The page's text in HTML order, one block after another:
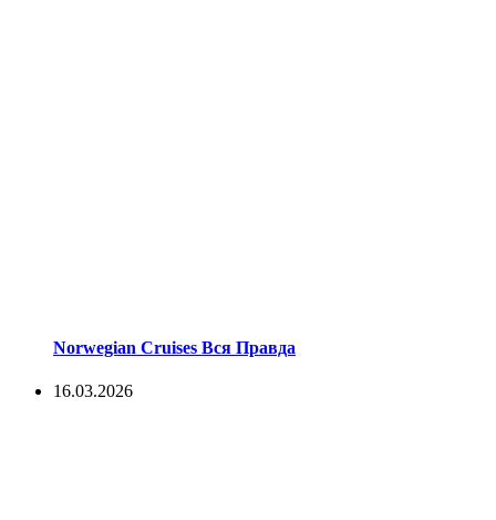
Norwegian Cruises Вся Правда
16.03.2026